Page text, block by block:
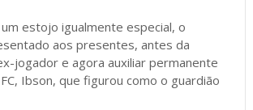
estojo igualmente especial, o
aos presentes, antes da
jogador e agora auxiliar permanente
Ibson, que figurou como o guardião